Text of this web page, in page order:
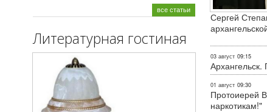
все статьи
Литературная гостиная
Сергей
03 август 09:15
Архангельск.
01 август 09:30
Протоиерей
наркотикам!"